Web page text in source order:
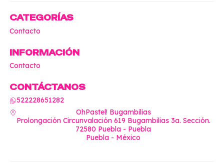
CATEGORÍAS
Contacto
INFORMACIÓN
Contacto
CONTÁCTANOS
522228651282
OhPastel! Bugambilias
Prolongación Circunvalación 619 Bugambilias 3a. Sección.
72580 Puebla - Puebla
Puebla - México